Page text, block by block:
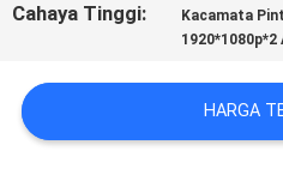
ONLINE
PETA
SITUS
Cahaya Tinggi: Kacamata
1920*1080p*2
HARGA